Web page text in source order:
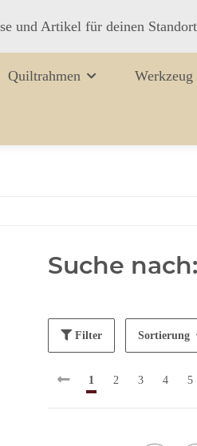
und Artikel für deinen Standort
Quiltrahmen Werkzeug
Suche
Filter Sortierung
1 2 3 4 5